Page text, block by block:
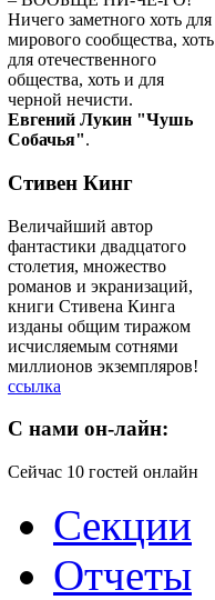
Ничего заметного хоть для
мирового сообщества, хоть
для отечественного
общества, хоть и для
черной нечисти.
Евгений Лукин "Чушь
Собачья".
Стивен Кинг
Величайший автор
фантастики двадцатого
столетия, множество
романов и экранизаций,
книги Стивена Кинга
изданы общим тиражом
исчисляемым сотнями
миллионов экземпляров!
ссылка
C нами он-лайн:
Сейчас 10 гостей онлайн
Секции
Отчеты